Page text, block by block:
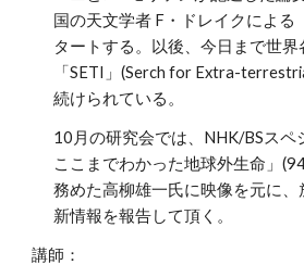
国の天文学者 F・ドレイクによる
タートする。以後、今日まで世界
「SETI」(Serch for Extra-
続けられている。
10月の研究会では、NHK/BSスペ
ここまでわかった地球外生命」
務めた高柳雄一氏に映像を元に
新情報を報告して頂く。
講師：